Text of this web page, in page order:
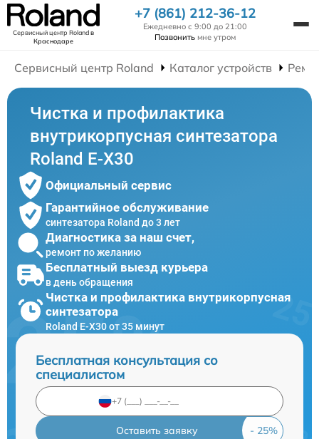
Сервисный центр Rolandв
Краснодаре
+7 (861) 212-36-12
Ежедневно с 9:00 до 21:00
Позвонить мне утром
Сервисный центр Roland Каталог устройств
Чистка и профилактика
внутрикорпусная синтезатора
Roland E-X30
Официальный сервис
Гарантийное обслуживание
синтезатора Roland до 3 лет
Диагностика за наш счет,
ремонт по желанию
Бесплатный выезд курьера
в день обращения
Чистка и профилактика внутрикорпусная
синтезатора
Roland E-X30 от 35 минут
Бесплатная консультация со
специалистом
Оставить заявку